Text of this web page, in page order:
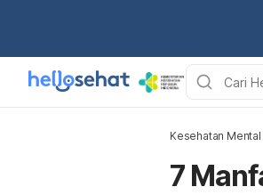
Kesehatan Mental
7